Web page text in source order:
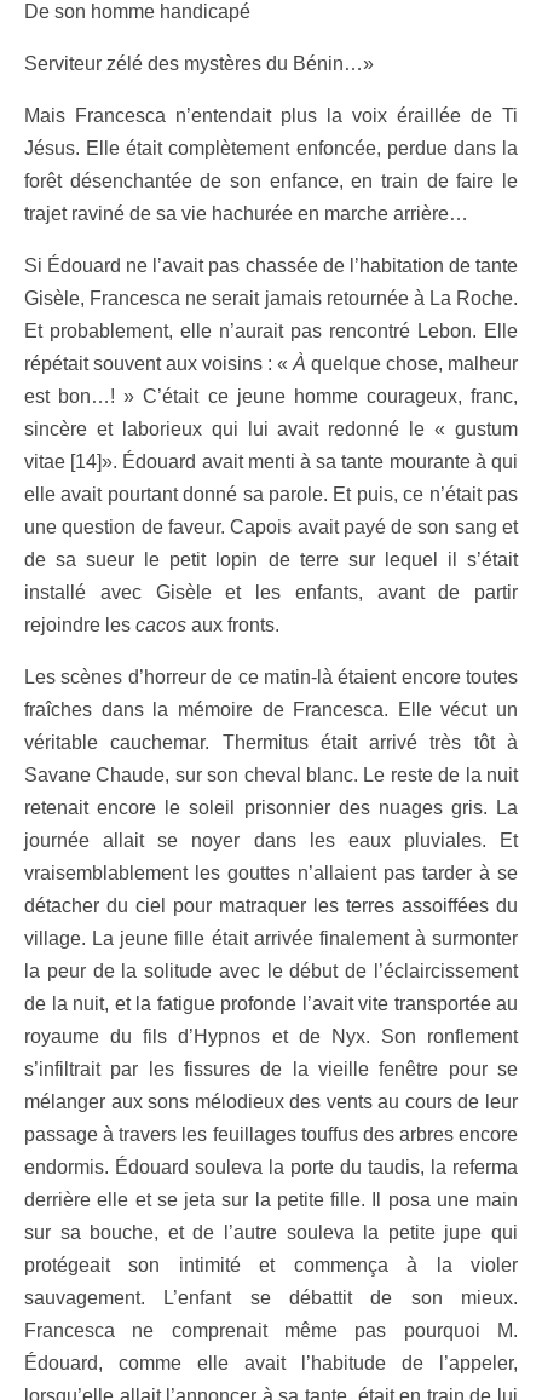
De son homme handicapé
Serviteur zélé des mystères du Bénin…»
Mais Francesca n’entendait plus la voix éraillée de Ti
Jésus. Elle était complètement enfoncée, perdue dans la
forêt désenchantée de son enfance, en train de faire le
trajet raviné de sa vie hachurée en marche arrière…
Si Édouard ne l’avait pas chassée de l’habitation de tante
Gisèle, Francesca ne serait jamais retournée à La Roche.
Et probablement, elle n’aurait pas rencontré Lebon. Elle
répétait souvent aux voisins : «À quelque chose, malheur
est bon…! » C’était ce jeune homme courageux, franc,
sincère et laborieux qui lui avait redonné le « gustum
vitae [14]». Édouard avait menti à sa tante mourante à qui
elle avait pourtant donné sa parole. Et puis, ce n’était pas
une question de faveur. Capois avait payé de son sang et
de sa sueur le petit lopin de terre sur lequel il s’était
installé avec Gisèle et les enfants, avant de partir
rejoindre les cacos aux fronts.
Les scènes d’horreur de ce matin-là étaient encore toutes
fraîches dans la mémoire de Francesca. Elle vécut un
véritable cauchemar. Thermitus était arrivé très tôt à
Savane Chaude, sur son cheval blanc. Le reste de la nuit
retenait encore le soleil prisonnier des nuages gris. La
journée allait se noyer dans les eaux pluviales. Et
vraisemblablement les gouttes n’allaient pas tarder à se
détacher du ciel pour matraquer les terres assoiffées du
village. La jeune fille était arrivée finalement à surmonter
la peur de la solitude avec le début de l’éclaircissement
de la nuit, et la fatigue profonde l’avait vite transportée au
royaume du fils d’Hypnos et de Nyx. Son ronflement
s’infiltrait par les fissures de la vieille fenêtre pour se
mélanger aux sons mélodieux des vents au cours de leur
passage à travers les feuillages touffus des arbres encore
endormis. Édouard souleva la porte du taudis, la referma
derrière elle et se jeta sur la petite fille. Il posa une main
sur sa bouche, et de l’autre souleva la petite jupe qui
protégeait son intimité et commença à la violer
sauvagement. L’enfant se débattit de son mieux.
Francesca ne comprenait même pas pourquoi M.
Édouard, comme elle avait l’habitude de l’appeler,